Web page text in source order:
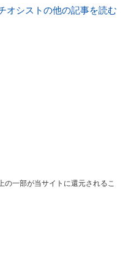
オシストの他の記事を読む
の一部が当サイトに還元されるこ